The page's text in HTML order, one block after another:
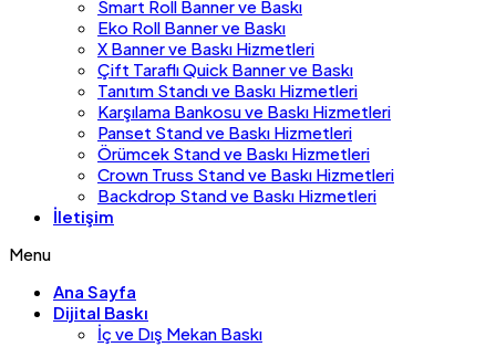
Smart Roll Banner ve Baskı
Eko Roll Banner ve Baskı
X Banner ve Baskı Hizmetleri
Çift Taraflı Quick Banner ve Baskı
Tanıtım Standı ve Baskı Hizmetleri
Karşılama Bankosu ve Baskı Hizmetleri
Panset Stand ve Baskı Hizmetleri
Örümcek Stand ve Baskı Hizmetleri
Crown Truss Stand ve Baskı Hizmetleri
Backdrop Stand ve Baskı Hizmetleri
İletişim
Menu
Ana Sayfa
Dijital Baskı
İç ve Dış Mekan Baskı